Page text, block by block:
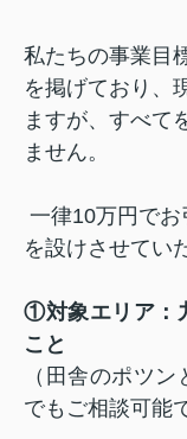
私たちの事業目
を掲げており、
ますが、すべて
ません。
一律10万円で
を設けさせてい
①対象エリア：
こと
（田舎のポツ
でもご相談可能